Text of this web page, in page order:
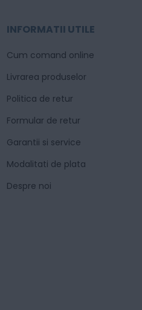
INFORMATII UTILE
Cum comand online
Livrarea produselor
Politica de retur
Formular de retur
Garantii si service
Modalitati de plata
Despre noi